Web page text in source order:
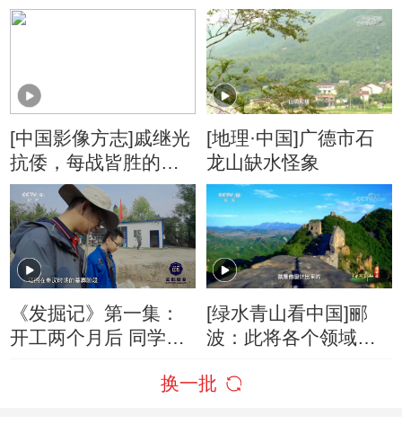
不得违令
[中国影像方志]戚继光
抗倭，每战皆胜的法
宝
[地理·中国]广德市石
龙山缺水怪象
《发掘记》第一集：
开工两个月后 同学们
[绿水青山看中国]郦
波：此将各个领域都
长城
换一批